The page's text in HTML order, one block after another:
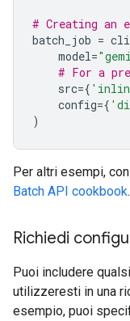
# Creating an
batch_job =
model=
# For a
src={
config={
)
Per altri esempi,
Batch API cookbook.
Richiedi
Puoi includere
utilizzeresti in una
esempio, puoi